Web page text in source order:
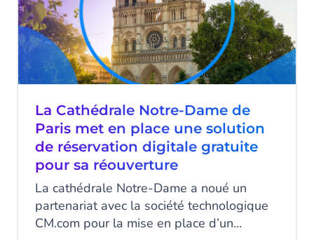
La Cathédrale Notre-Dame de
Paris met en place une solution
de réservation digitale gratuite
pour sa réouverture
La cathédrale Notre-Dame a noué un
partenariat avec la société technologique
CM.com pour la mise en place d’un